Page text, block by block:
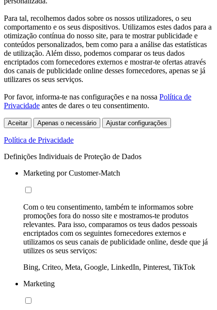
Para tal, recolhemos dados sobre os nossos utilizadores, o seu
comportamento e os seus dispositivos. Utilizamos estes dados para a
otimização contínua do nosso site, para te mostrar publicidade e
conteúdos personalizados, bem como para a análise das estatísticas
de utilização. Além disso, podemos comparar os teus dados
encriptados com fornecedores externos e mostrar-te ofertas através
dos canais de publicidade online desses fornecedores, apenas se já
utilizares os seus serviços.
Por favor, informa-te nas configurações e na nossa Política de
Privacidade antes de dares o teu consentimento.
Aceitar Apenas o necessário Ajustar configurações
Política de Privacidade
Definições Individuais de Proteção de Dados
Marketing por Customer-Match
Com o teu consentimento, também te informamos sobre
promoções fora do nosso site e mostramos-te produtos
relevantes. Para isso, comparamos os teus dados pessoais
encriptados com os seguintes fornecedores externos e
utilizamos os seus canais de publicidade online, desde que já
utilizes os seus serviços:
Bing, Criteo, Meta, Google, LinkedIn, Pinterest, TikTok
Marketing